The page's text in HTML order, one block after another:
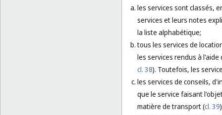
les services sont classés,
services et leurs notes
la liste alphabétique;
tous les services de
les services rendus à
cl. 38). Toutefois, les
les services de conseils,
que le service faisant
matière de transport (cl. 39